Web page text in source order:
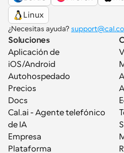
Linux
¿Necesitas ayuda?
Soluciones
Aplicación de
iOS/Android
Autohospedado
Precios
Docs
Cal.ai - Agente telefónico
de IA
Empresa
Plataforma